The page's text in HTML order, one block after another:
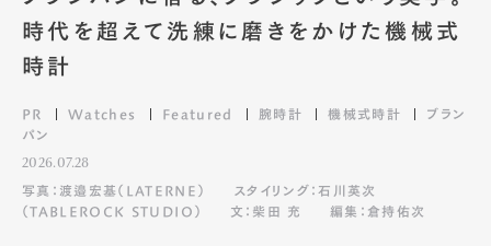
時代を超えて洗練に磨きをかけた機械式
時計
Watches Featured 腕時計 機械式時計
ブラン
パン
2026.07.28
写真：渡邉宏基（LATERNE）
スタイリング：石川英次
（TABLEROCK STUDIO）
文：柴田 充 編集：倉持佑次